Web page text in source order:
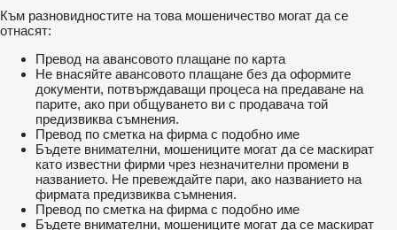
Към разновидностите на това мошеничество могат да се
отнасят:
Превод на авансовото плащане по карта
Не внасяйте авансовото плащане без да оформите
документи, потвърждаващи процеса на предаване на
парите, ако при общуването ви с продавача той
предизвиква съмнения.
Превод по сметка на фирма с подобно име
Бъдете внимателни, мошениците могат да се маскират
като известни фирми чрез незначителни промени в
названието. Не превеждайте пари, ако названието на
фирмата предизвиква съмнения.
Превод по сметка на фирма с подобно име
Бъдете внимателни, мошениците могат да се маскират